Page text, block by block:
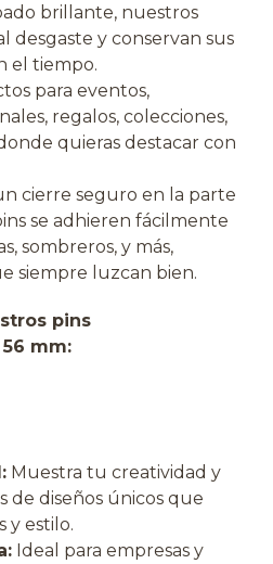
brillante, nuestros
desgaste y conservan sus
el tiempo.
para eventos,
regalos, colecciones,
quieras destacar con
cierre seguro en la parte
se adhieren fácilmente
sombreros, y más,
siempre luzcan bien.
pins
mm:
Muestra tu creatividad y
de diseños únicos que
y estilo.
Ideal para empresas y